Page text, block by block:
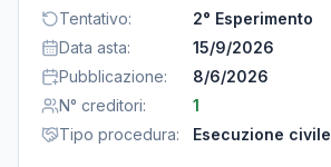
Tentativo:
2° Esperimento
Data asta:
15/9/2026
Pubblicazione:
8/6/2026
N° creditori:
1
Tipo procedura: Esecuzione civile